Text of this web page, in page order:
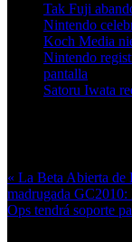
Tak Fuji
Nintendo
Koch Media
Nintendo
pantalla
Satoru Iwata
« La Beta Abierta de
madrugada GC2010:
Ops tendrá soporte